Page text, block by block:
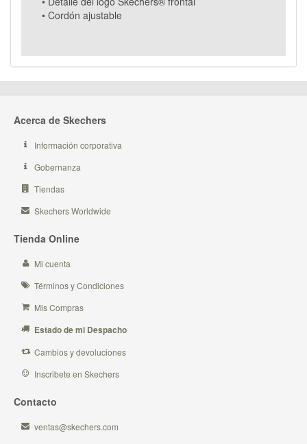
• Cordón ajustable
Acerca de Skechers
Información corporativa
Gobernanza
Tiendas
Skechers Worldwide
Tienda Online
Mi cuenta
Términos y Condiciones
Mis Compras
Estado de mi Despacho
Cambios y devoluciones
Inscribete en Skechers
Contacto
ventas@skechers.com